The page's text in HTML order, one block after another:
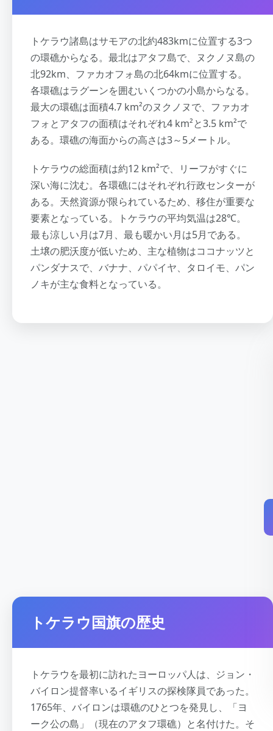
トケラウ諸島はサモアの北約483kmに位置する3つ
の環礁からなる。最北はアタフ島で、ヌクノヌ島の
北92km、ファカオフォ島の北64kmに位置する。
各環礁はラグーンを囲むいくつかの小島からなる。
最大の環礁は面積4.7 km²のヌクノヌで、ファカオ
フォとアタフの面積はそれぞれ4 km²と3.5 km²で
ある。環礁の海面からの高さは3～5メートル。
トケラウの総面積は約12 km²で、リーフがすぐに
深い海に沈む。各環礁にはそれぞれ行政センターが
ある。天然資源が限られているため、移住が重要な
要素となっている。トケラウの平均気温は28℃。
最も涼しい月は7月、最も暖かい月は5月である。
土壌の肥沃度が低いため、主な植物はココナッツと
パンダナスで、バナナ、パパイヤ、タロイモ、パン
ノキが主な食料となっている。
トケラウ国旗の歴史
トケラウを最初に訪れたヨーロッパ人は、ジョン・
バイロン提督率いるイギリスの探検隊員であった。
1765年、バイロンは環礁のひとつを発見し、「ヨ
ーク公の島」（現在のアタフ環礁）と名付けた。そ